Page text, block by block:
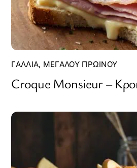
ΓΑΛΛΊΑ, ΜΕΓΆΛΟΥ ΠΡΩΙΝΟΎ
Croque Monsieur –